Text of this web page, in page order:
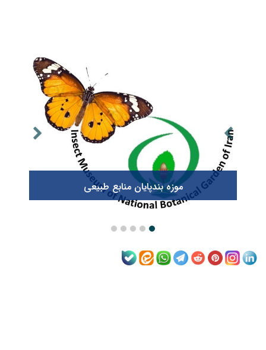
موزه بندپایان منابع طبیعی